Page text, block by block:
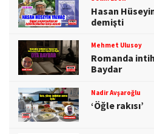
Hasan
demişti
Mehmet Ulusoy
Romanda
Baydar
Nadir Avşaroğlu
‘Öğle rakısı’